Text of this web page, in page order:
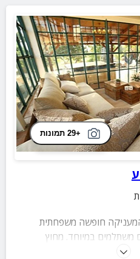
+29 תמונות
חופשה משפחתית
משתלמים במיוחד. מחוץ
ג'קוזי וערסלים באוויר